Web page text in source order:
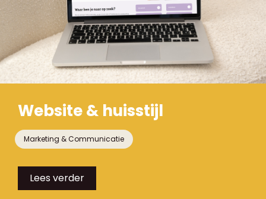
Website & huisstijl
Marketing & Communicatie
Lees verder